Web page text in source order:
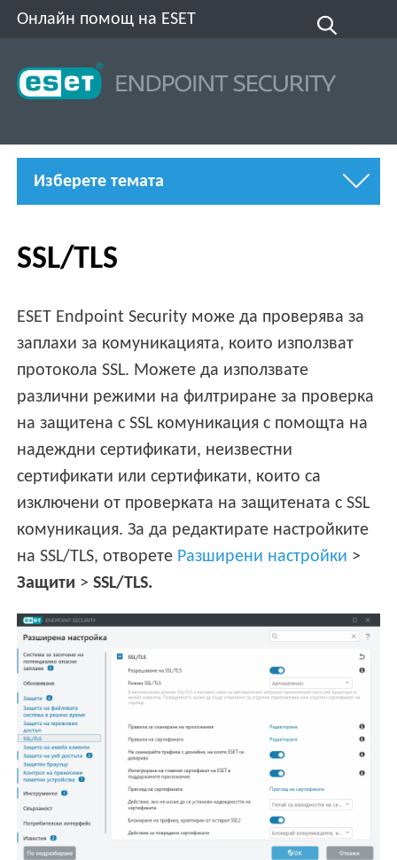
Онлайн помощ на ESET
Изберете темата
SSL/TLS
ESET Endpoint Security може да проверява за
заплахи за комуникацията, които използват
протокола SSL. Можете да използвате
различни режими на филтриране за проверка
на защитена с SSL комуникация с помощта на
надеждни сертификати, неизвестни
сертификати или сертификати, които са
изключени от проверката на защитената с SSL
комуникация. За да редактирате настройките
на SSL/TLS, отворете Разширени настройки >
Защити >SSL/TLS.